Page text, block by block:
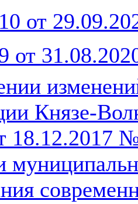
от
от
Князе-
18.12.2017